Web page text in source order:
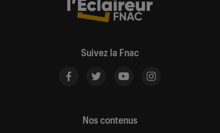
Suivez la Fnac
Nos contenus